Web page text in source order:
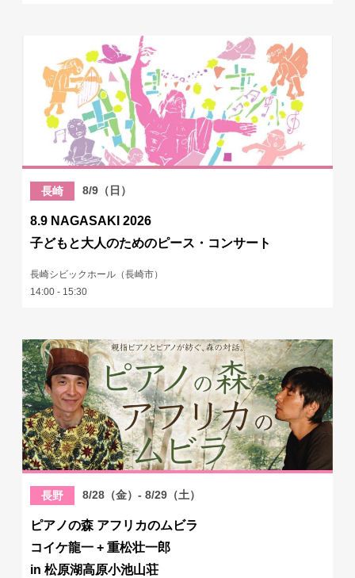
長崎 8/9（日）
8.9 NAGASAKI 2026
子どもと大人のためのピース・コンサート
長崎シビックホール（長崎市）
14:00 - 15:30
長野 8/28（金）- 8/29（土）
ピアノの森 アフリカのムビラ
コイケ龍一 + 重松壮一郎
in 松原湖高原小池山荘